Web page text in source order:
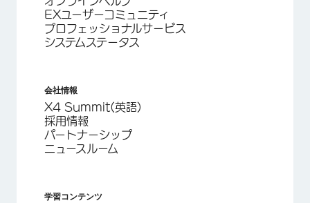
EXユーザーコミュニティ
プロフェッショナルサービス
システムステータス
会社情報
X4 Summit(英語)
採用情報
パートナーシップ
ニュースルーム
学習コンテンツ